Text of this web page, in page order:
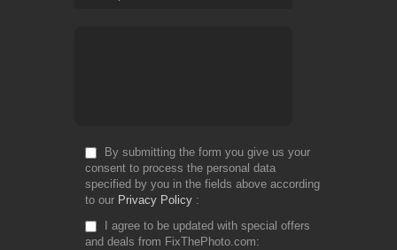
By submitting the form you give us your
consent to process the personal data
specified by you in the fields above according
to our Privacy Policy
I agree to be updated with special offers
and deals from FixThePhoto.com